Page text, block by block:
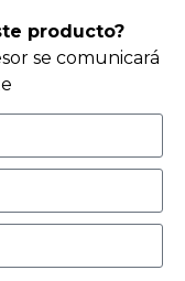
producto?
se comunicará